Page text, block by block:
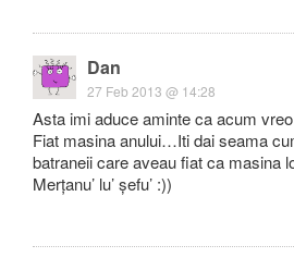
Dan
27 Feb 2013 @ 14:28
Asta imi aduce aminte ca acum
Fiat masina anului…Iti dai seama
batraneii care aveau fiat ca masina
Merțanu’ lu’ șefu’ :))